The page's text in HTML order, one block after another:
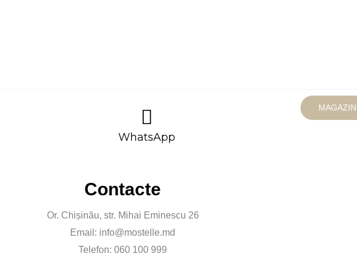
WhatsApp
Contacte
Or. Chișinău, str. Mihai Eminescu 26
Email: info@mostelle.md
Telefon: 060 100 999
MAGAZIN